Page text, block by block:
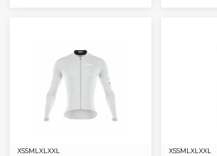
XSSM LXLXXL XSSM LXLXXL